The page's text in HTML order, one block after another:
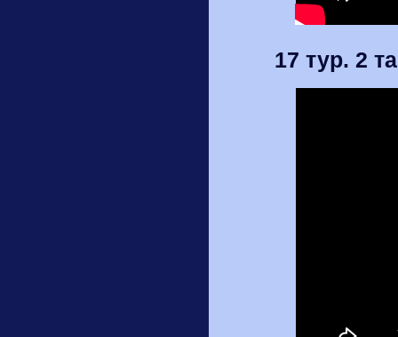
17 тур. 2